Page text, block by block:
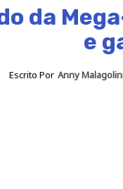
da
e
Escrito Por Anny